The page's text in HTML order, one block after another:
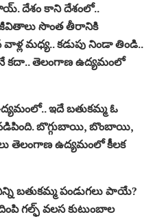
దేశం కాని దేశంలో..
జీవితాలు సొంత తీరానికి
మధ్య.. కడుపు నిండా తిండి..
కదా.. తెలంగాణ ఉద్యమంలో
ఇదే బతుకమ్మ ఓ
బొగ్గుబాయి, బొంబాయి,
తెలంగాణ ఉద్యమంలో కీలక
బతుకమ్మ పండుగలు పాయే?
గల్ఫ్‌ వలస కుటుంబాల